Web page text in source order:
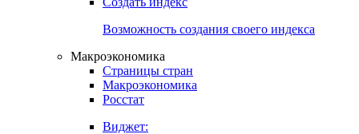
Возможность создания своего индекса
Макроэкономика
Страницы стран
Макроэкономика
Росстат
Виджет: